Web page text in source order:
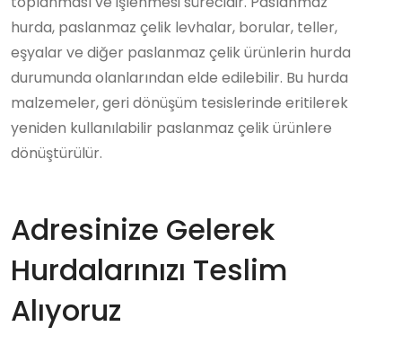
hurda, paslanmaz çelik levhalar, borular, teller,
eşyalar ve diğer paslanmaz çelik ürünlerin hurda
durumunda olanlarından elde edilebilir. Bu hurda
malzemeler, geri dönüşüm tesislerinde eritilerek
yeniden kullanılabilir paslanmaz çelik ürünlere
dönüştürülür.
Adresinize Gelerek
Hurdalarınızı Teslim
Alıyoruz